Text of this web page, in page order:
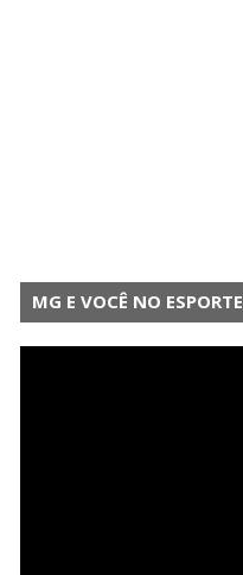
MG E VOCÊ NO ESPORTE